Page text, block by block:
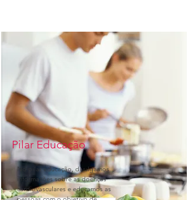
Pilar Educação
No pilar educação, divulgamos
informações sobre as doenças
cardiovasculares e educamos as